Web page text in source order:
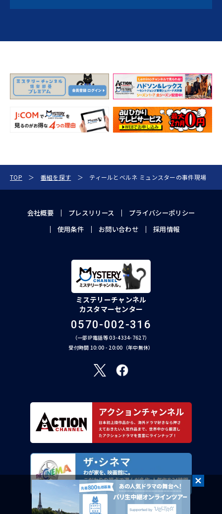
TOP 番組を探す ティールとベルネ ミュンスターの事件現場
会社概要 プレスリリース
プライバシーポリシー
使用条件
お問い合わせ 採用情報
ミステリーチャンネル
カスタマーセンター
0570-002-316
（一部IP電話等 03-4334-7627）
受付時間 10:00 - 20:00（年中無休）